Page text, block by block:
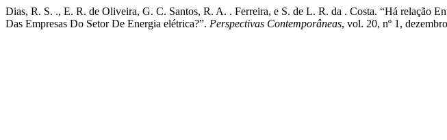
Dias, R. S. ., E. R. de Oliveira, G. C. Santos, R. A. . Ferreira, e S. de L. R. da . Costa. “Há relação
Das Empresas Do Setor De Energia elétrica?”. Perspectivas Contemporâneas, vol. 20, nº 1,